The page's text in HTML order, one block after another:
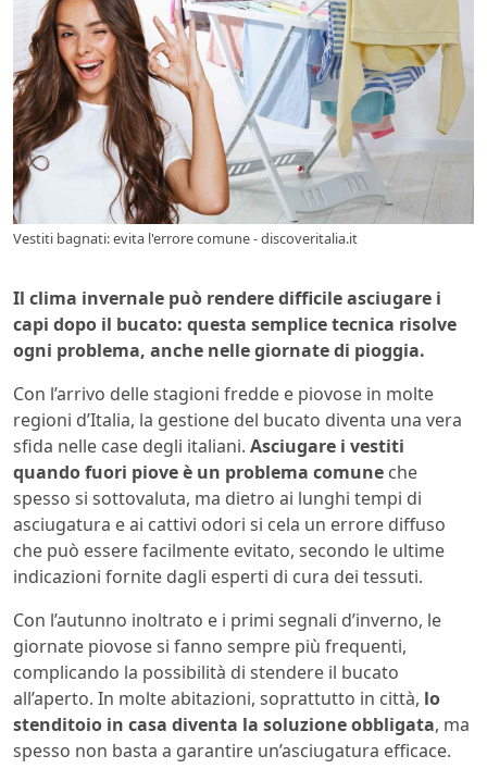
Vestiti bagnati: evita l'errore comune - discoveritalia.it
Il clima invernale può rendere difficile asciugare i
capi dopo il bucato: questa semplice tecnica risolve
ogni problema, anche nelle giornate di pioggia.
Con l’arrivo delle stagioni fredde e piovose in molte
regioni d’Italia, la gestione del bucato diventa una vera
sfida nelle case degli italiani. Asciugare i vestiti
quando fuori piove è un problema comune che
spesso si sottovaluta, ma dietro ai lunghi tempi di
asciugatura e ai cattivi odori si cela un errore diffuso
che può essere facilmente evitato, secondo le ultime
indicazioni fornite dagli esperti di cura dei tessuti.
Con l’autunno inoltrato e i primi segnali d’inverno, le
giornate piovose si fanno sempre più frequenti,
complicando la possibilità di stendere il bucato
all’aperto. In molte abitazioni, soprattutto in città, lo
stenditoio in casa diventa la soluzione obbligata, ma
spesso non basta a garantire un’asciugatura efficace.